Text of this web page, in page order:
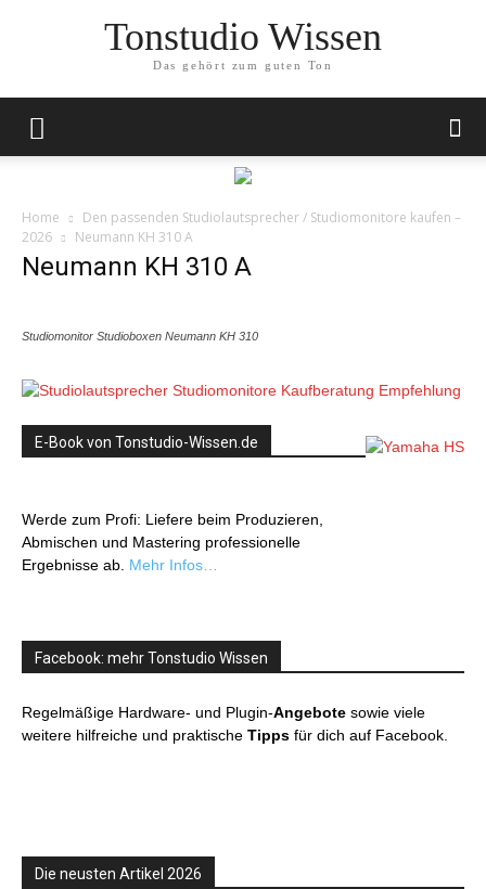
Tonstudio Wissen
Das gehört zum guten Ton
Home
Den passenden Studiolautsprecher / Studiomonitore kaufen –
2026
Neumann KH 310 A
Neumann KH 310 A
Studiomonitor Studioboxen Neumann KH 310
E-Book von Tonstudio-Wissen.de
Werde zum Profi: Liefere beim Produzieren,
Abmischen und Mastering professionelle
Ergebnisse ab. Mehr Infos…
Facebook: mehr Tonstudio Wissen
Regelmäßige Hardware- und Plugin-Angebote sowie viele
weitere hilfreiche und praktische Tipps für dich auf Facebook.
Die neusten Artikel 2026